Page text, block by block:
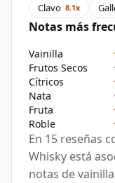
Clavo 8.1x
Notas más
Vainilla
Frutos Secos
Cítricos
Nata
Fruta
Roble
En 15 reseñas
Whisky está
notas de